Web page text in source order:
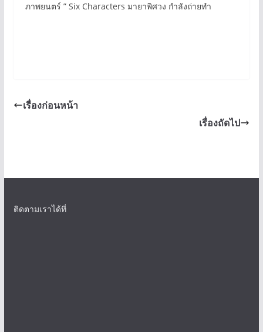
ภาพยนตร์ ” Six Characters มายาพิศวง กำลังถ่ายทำ
เรื่องก่อนหน้า
เรื่องถัดไป
ติดตามเราได้ที่